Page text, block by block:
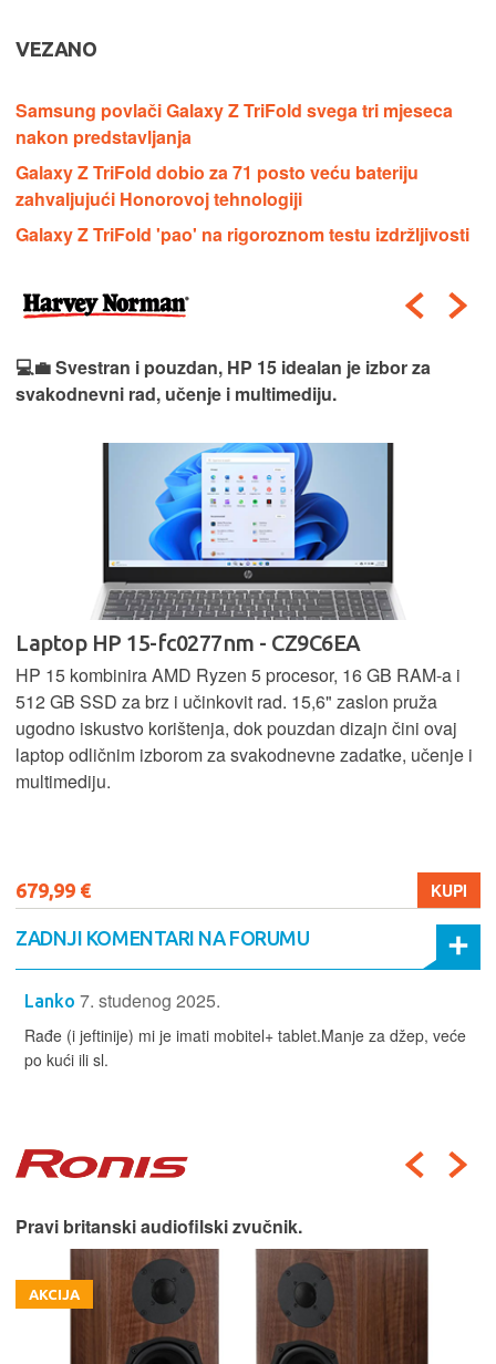
VEZANO
Samsung povlači Galaxy Z TriFold svega tri mjeseca
nakon predstavljanja
Galaxy Z TriFold dobio za 71 posto veću bateriju
zahvaljujući Honorovoj tehnologiji
Galaxy Z TriFold 'pao' na rigoroznom testu izdržljivosti
💻💼 Svestran i pouzdan, HP 15 idealan je izbor za
svakodnevni rad, učenje i multimediju.
Laptop HP 15-fc0277nm - CZ9C6EA
HP 15 kombinira AMD Ryzen 5 procesor, 16 GB RAM-a i
512 GB SSD za brz i učinkovit rad. 15,6" zaslon pruža
ugodno iskustvo korištenja, dok pouzdan dizajn čini ovaj
laptop odličnim izborom za svakodnevne zadatke, učenje i
multimediju.
679,99 € KUPI
ZADNJI KOMENTARI NA FORUMU
Lanko 7. studenog 2025.
Rađe (i jeftinije) mi je imati mobitel+ tablet.Manje za džep, veće
po kući ili sl.
Pravi britanski audiofilski zvučnik.
AKCIJA